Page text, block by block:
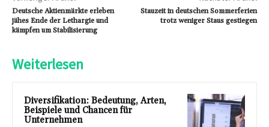
Deutsche Aktienmärkte erleben
jähes Ende der Lethargie und
kämpfen um Stabilisierung
Stauzeit in deutschen Sommerferien
trotz weniger Staus gestiegen
Weiterlesen
Diversifikation: Bedeutung, Arten,
Beispiele und Chancen für
Unternehmen